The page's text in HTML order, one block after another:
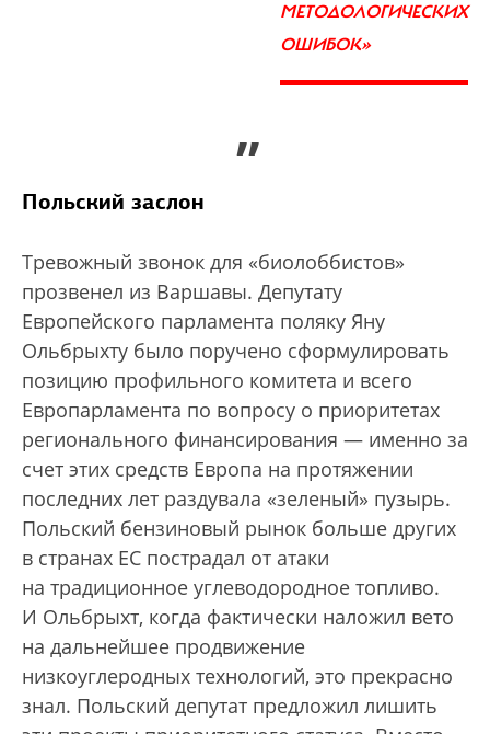
МЕТОДОЛОГИЧЕСКИХ
ОШИБОК»
”
Польский заслон
Тревожный звонок для «биолоббистов»
прозвенел из Варшавы. Депутату
Европейского парламента поляку Яну
Ольбрыхту было поручено сформулировать
позицию профильного комитета и всего
Европарламента по вопросу о приоритетах
регионального финансирования — именно за
счет этих средств Европа на протяжении
последних лет раздувала «зеленый» пузырь.
Польский бензиновый рынок больше других
в странах ЕС пострадал от атаки
на традиционное углеводородное топливо.
И Ольбрыхт, когда фактически наложил вето
на дальнейшее продвижение
низкоуглеродных технологий, это прекрасно
знал. Польский депутат предложил лишить